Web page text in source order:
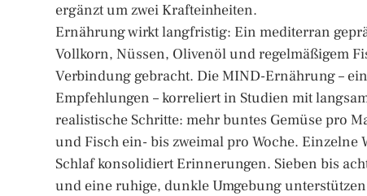
ergänzt um zwei Krafteinheiten.
Ernährung wirkt langfristig: Ein mediterran
Vollkorn, Nüssen, Olivenöl und regelmäßigem
Verbindung gebracht. Die MIND-Ernährung –
Empfehlungen – korreliert in Studien mit
realistische Schritte: mehr buntes Gemüse pro
und Fisch ein- bis zweimal pro Woche.
Schlaf konsolidiert Erinnerungen. Sieben bis
und eine ruhige, dunkle Umgebung